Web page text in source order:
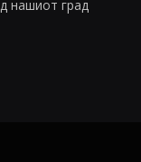
нашиот град